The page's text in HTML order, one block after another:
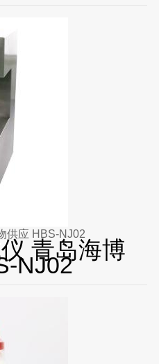
明胶冻力测试仪 青岛海博生物供应 HBS-NJ02
青岛海博
NJ02